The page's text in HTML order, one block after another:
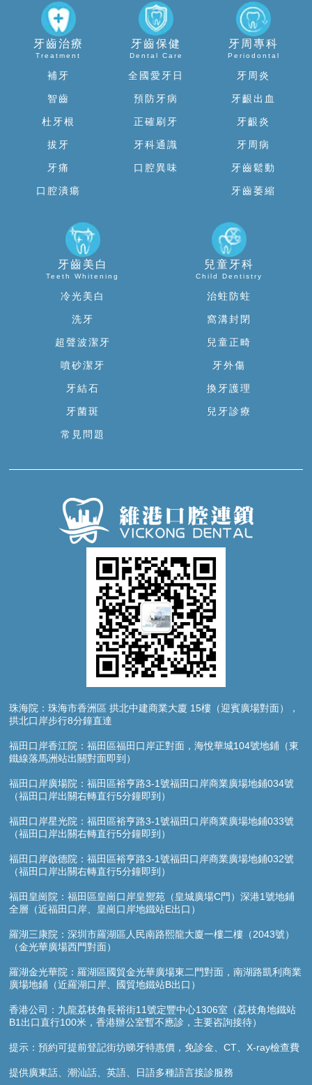
牙齒治療
Treatment
補牙
智齒
杜牙根
拔牙
牙痛
口腔潰瘍
牙齒保健
Dental Care
全國愛牙日
預防牙病
正確刷牙
牙科通識
口腔異味
牙周專科
Periodontal
牙周炎
牙齦出血
牙齦炎
牙周病
牙齒鬆動
牙齒萎縮
牙齒美白
Teeth Whitening
冷光美白
洗牙
超聲波潔牙
噴砂潔牙
牙結石
牙菌斑
常見問題
兒童牙科
Child Dentistry
治蛀防蛀
窩溝封閉
兒童正畸
牙外傷
換牙護理
兒牙診療
珠海院：珠海市香洲區 拱北中建商業大廈 15樓（迎賓廣場對面），
拱北口岸步行8分鐘直達
福田口岸香江院：福田區福田口岸正對面，海悅華城104號地鋪（東
鐵線落馬洲站出關對面即到）
福田口岸廣場院：福田區裕亨路3-1號福田口岸商業廣場地鋪034號
（福田口岸出關右轉直行5分鐘即到）
福田口岸星光院：福田區裕亨路3-1號福田口岸商業廣場地鋪033號
（福田口岸出關右轉直行5分鐘即到）
福田口岸啟德院：福田區裕亨路3-1號福田口岸商業廣場地鋪032號
（福田口岸出關右轉直行5分鐘即到）
福田皇崗院：福田區皇崗口岸皇禦苑（皇城廣場C門）深港1號地鋪
全層（近福田口岸、皇崗口岸地鐵站E出口）
羅湖三康院：深圳市羅湖區人民南路熙龍大廈一樓二樓（2043號）
（金光華廣場西門對面）
羅湖金光華院：羅湖區國貿金光華廣場東二門對面，南湖路凱利商業
廣場地鋪（近羅湖口岸、國貿地鐵站B出口）
香港公司：九龍荔枝角長裕街11號定豐中心1306室（荔枝角地鐵站
B1出口直行100米，香港辦公室暫不應診，主要咨詢接待）
提示：預約可提前登記街坊睇牙特惠價，免診金、CT、X-ray檢查費
提供廣東話、潮汕話、英語、日語多種語言接診服務